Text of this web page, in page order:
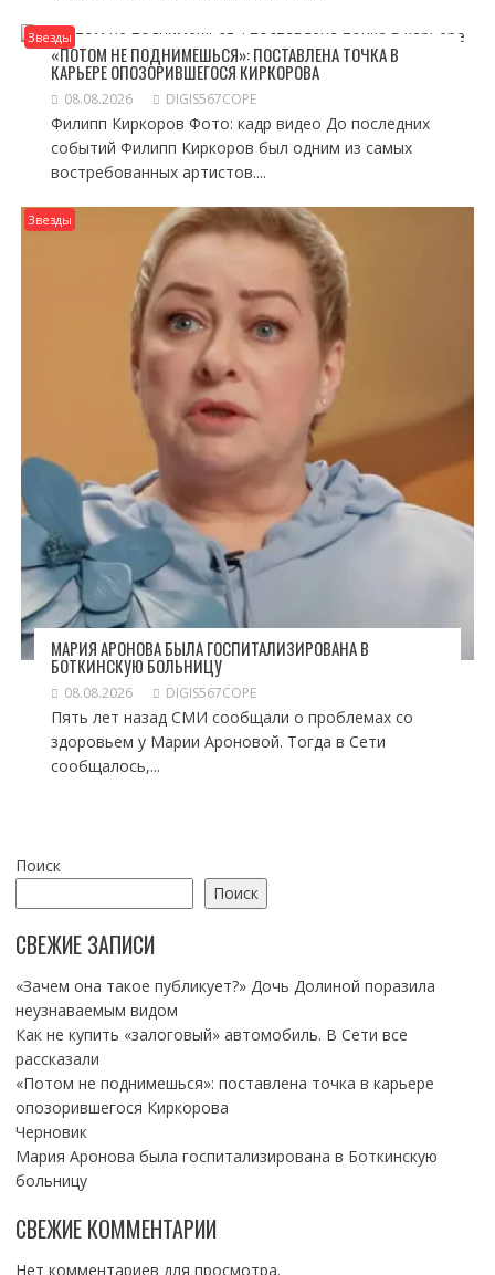
Звезды
«ПОТОМ НЕ ПОДНИМЕШЬСЯ»: ПОСТАВЛЕНА ТОЧКА В
КАРЬЕРЕ ОПОЗОРИВШЕГОСЯ КИРКОРОВА
08.08.2026 DIGIS567COPE
Филипп Киркоров Фото: кадр видео До последних
событий Филипп Киркоров был одним из самых
востребованных артистов....
Звезды
МАРИЯ АРОНОВА БЫЛА ГОСПИТАЛИЗИРОВАНА В
БОТКИНСКУЮ БОЛЬНИЦУ
08.08.2026 DIGIS567COPE
Пять лет назад СМИ сообщали о проблемах со
здоровьем у Марии Ароновой. Тогда в Сети
сообщалось,...
Поиск
Поиск
СВЕЖИЕ ЗАПИСИ
«Зачем она такое публикует?» Дочь Долиной поразила
неузнаваемым видом
Как не купить «залоговый» автомобиль. В Сети все
рассказали
«Потом не поднимешься»: поставлена точка в карьере
опозорившегося Киркорова
Черновик
Мария Аронова была госпитализирована в Боткинскую
больницу
СВЕЖИЕ КОММЕНТАРИИ
Нет комментариев для просмотра.